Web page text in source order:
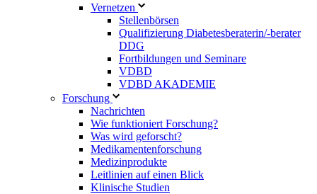
Vernetzen
Stellenbörsen
Qualifizierung Diabetesberaterin/­-berater
DDG
Fortbildungen und Seminare
VDBD
VDBD AKADEMIE
Forschung
Nachrichten
Wie funktioniert Forschung?
Was wird geforscht?
Medikamentenforschung
Medizinprodukte
Leitlinien auf einen Blick
Klinische Studien